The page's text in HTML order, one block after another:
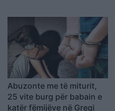
Abuzonte me të miturit,
25 vite burg për babain e
katër fëmijëve në Greqi